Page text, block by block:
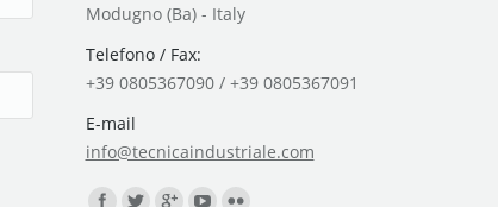
Modugno (Ba) - Italy
Telefono / Fax:
+39 0805367090 / +39 0805367091
E-mail
info@tecnicaindustriale.com
Find us on: